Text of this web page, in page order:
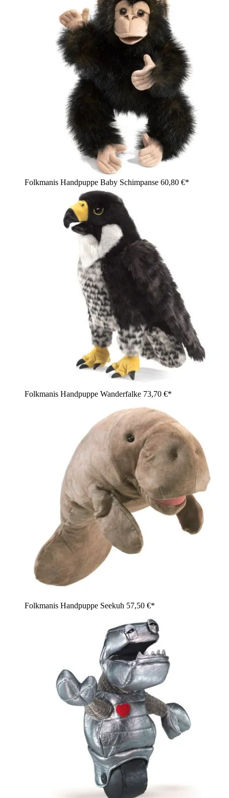
Folkmanis Handpuppe Baby Schimpanse 60,80 €*
Folkmanis Handpuppe Wanderfalke 73,70 €*
Folkmanis Handpuppe Seekuh 57,50 €*